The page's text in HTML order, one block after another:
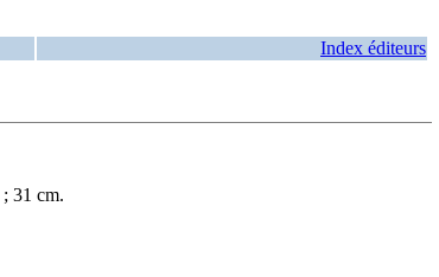
Index éditeurs
31 cm.